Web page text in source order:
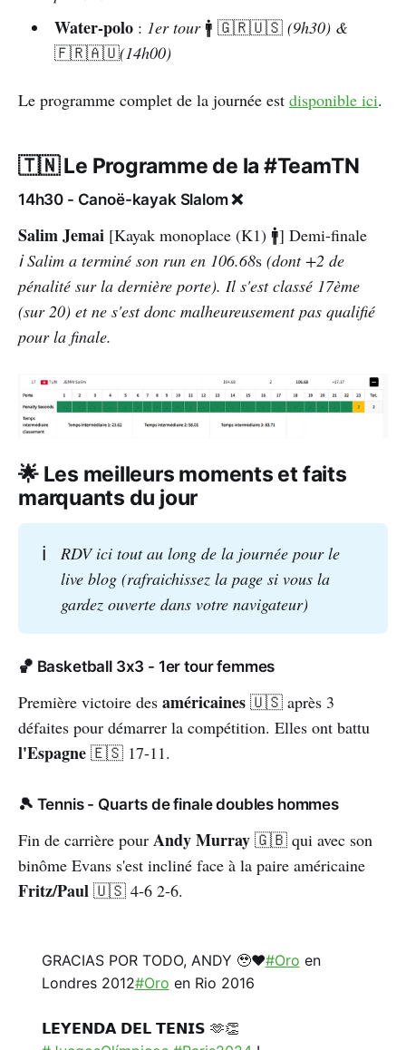
Water-polo: 1er tour 🚹 🇬🇷🇺🇸(9h30) &
🇫🇷🇦🇺(14h00)
Le programme complet de la journée est disponible ici.
🇹🇳 Le Programme de la #TeamTN
14h30 - Canoë-kayak Slalom ❌
Salim Jemai [Kayak monoplace (K1) 🚹] Demi-finale
ℹ️ Salim a terminé son run en 106.68s (dont +2 de
pénalité sur la dernière porte). Il s'est classé 17ème
(sur 20) et ne s'est donc malheureusement pas qualifié
pour la finale.
🌟 Les meilleurs moments et faits
marquants du jour
ℹ️
RDV ici tout au long de la journée pour le
live blog (rafraichissez la page si vous la
gardez ouverte dans votre navigateur)
🏀 Basketball 3x3 - 1er tour femmes
Première victoire des américaines 🇺🇸 après 3
défaites pour démarrer la compétition. Elles ont battu
l'Espagne 🇪🇸 17-11.
🎾 Tennis - Quarts de finale doubles hommes
Fin de carrière pour Andy Murray 🇬🇧 qui avec son
binôme Evans s'est incliné face à la paire américaine
Fritz/Paul 🇺🇸 4-6 2-6.
GRACIAS POR TODO, ANDY 🥹❤️#Oro en
Londres 2012#Oro en Rio 2016
𝗟𝗘𝗬𝗘𝗡𝗗𝗔 𝗗𝗘𝗟 𝗧𝗘𝗡𝗜𝗦 🫶👏